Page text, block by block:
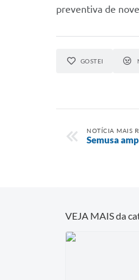
preventiva de
GOSTEI
NOTÍCIA MAIS
Semusa
VEJA MAIS da